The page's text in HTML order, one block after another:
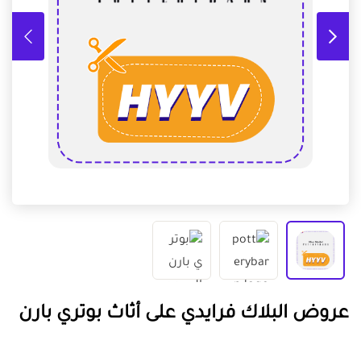
عروض البلاك فرايدي على أثاث بوتري بارن